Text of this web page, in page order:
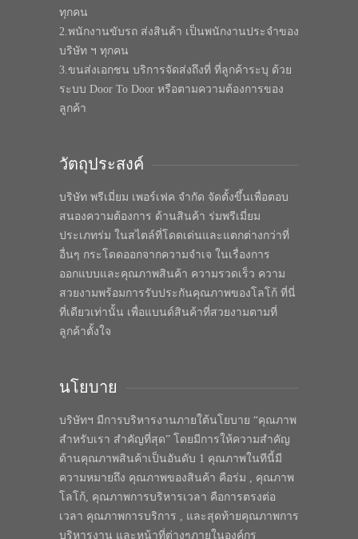
ทุกคน
2.พนักงานขับรถ ส่งสินค้า เป็นพนักงานประจำของ
บริษัท ฯ ทุกคน
3.ขนส่งเอกชน บริการจัดส่งถึงที่ ที่ลูกค้าระบุ ด้วย
ระบบ Door To Door หรือตามความต้องการของ
ลูกค้า
วัตถุประสงค์
บริษัท พรีเมี่ยม เพอร์เฟค จำกัด จัดตั้งขึ้นเพื่อตอบ
สนองความต้องการ ด้านสินค้า ร่มพรีเมี่ยม
ประเภทร่ม ในสไตล์ที่โดดเด่นและแตกต่างกว่าที่
อื่นๆ กระโดดออกจากความจำเจ ในเรื่องการ
ออกแบบและคุณภาพสินค้า ความรวดเร็ว ความ
สวยงามพร้อมการรับประกันคุณภาพของโลโก้ ที่นี่
ที่เดียวเท่านั้น เพื่อแบนด์สินค้าที่สวยงามตามที่
ลูกค้าตั้งใจ
นโยบาย
บริษัทฯ มีการบริหารงานภายใต้นโยบาย “คุณภาพ
สำหรับเรา สำคัญที่สุด” โดยมีการให้ความสำคัญ
ด้านคุณภาพสินค้าเป็นอันดับ 1 คุณภาพในทีนี้มี
ความหมายถึง คุณภาพของสินค้า คือร่ม , คุณภาพ
โลโก้, คุณภาพการบริหารเวลา คือการตรงต่อ
เวลา คุณภาพการบริการ , และสุดท้ายคุณภาพการ
บริหารงาน และหน้าที่ต่างๆภายในองค์กร